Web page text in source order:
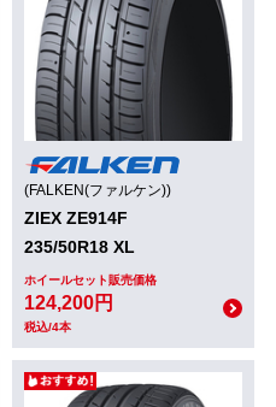
(FALKEN(ファルケン))
ZIEX ZE914F
235/50R18 XL
ホイールセット販売価格
124,200円
税込/4本